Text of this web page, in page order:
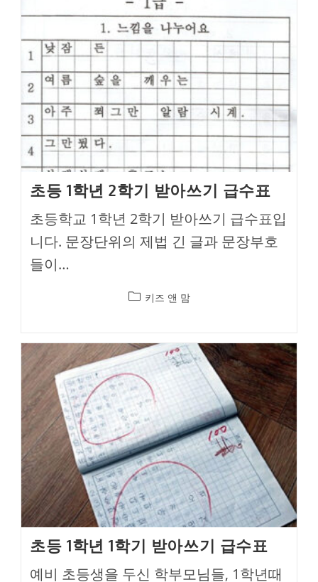
초등 1학년 2학기 받아쓰기 급수표
초등학교 1학년 2학기 받아쓰기 급수표입
니다. 문장단위의 제법 긴 글과 문장부호
들이…
Post키즈 앤 맘
초등 1학년 1학기 받아쓰기 급수표
예비 초등생을 두신 학부모님들, 1학년때